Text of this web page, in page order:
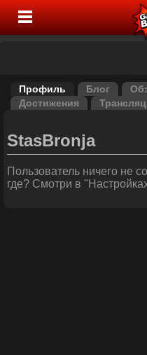
Профиль Блог
Достижения
StasBronja
Пользователь ничего не
где? Смотри в